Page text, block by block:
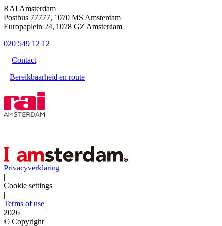
RAI Amsterdam
Postbus 77777, 1070 MS Amsterdam
Europaplein 24, 1078 GZ Amsterdam
020 549 12 12
Contact
Bereikbaarheid en route
Privacyverklaring
|
Cookie settings
|
Terms of use
2026
© Copyright